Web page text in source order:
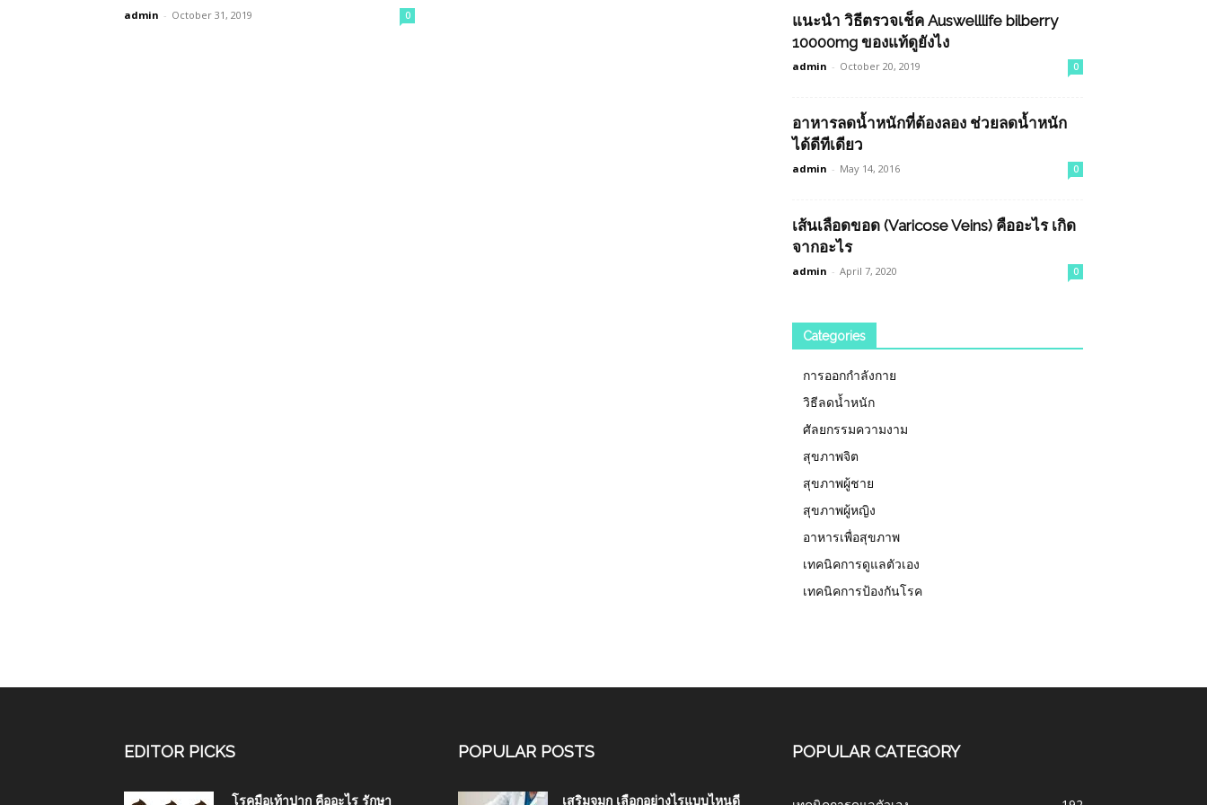
admin - October 31, 2019 0
แนะนำ วิธีตรวจเช็ค Auswelllife bilberry
10000mg ของแท้ดูยังไง
admin - October 20, 2019 0
อาหารลดน้ำหนักที่ต้องลอง ช่วยลดน้ำหนัก
ได้ดีทีเดียว
admin - May 14, 2016 0
เส้นเลือดขอด (Varicose Veins) คืออะไร เกิด
จากอะไร
admin - April 7, 2020 0
Categories
การออกกำลังกาย
วิธีลดน้ำหนัก
ศัลยกรรมความงาม
สุขภาพจิต
สุขภาพผู้ชาย
สุขภาพผู้หญิง
อาหารเพื่อสุขภาพ
เทคนิคการดูแลตัวเอง
เทคนิคการป้องกันโรค
EDITOR PICKS
โรคมือเท้าปาก คืออะไร รักษา
POPULAR POSTS
เสริมจมูก เลือกอย่างไรแบบไหนดี
POPULAR CATEGORY